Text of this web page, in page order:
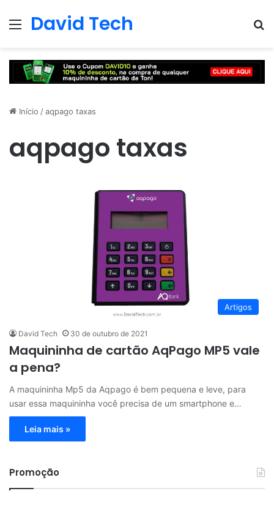
Menu
David Tech
Início /aqpago taxas
aqpago taxas
Artigos
David Tech 30 de outubro de 2021
Maquininha de cartão AqPago MP5 vale
a pena?
A maquininha Mp5 da Aqpago é bem pequena e leve, para
usar essa maquininha você precisa de um smartphone e…
Leia mais »
Promoção